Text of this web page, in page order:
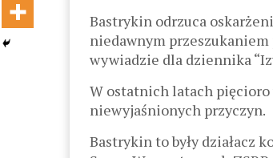
Bastrykin odrzuca
niedawnym
wywiadzie dla dziennika
W ostatnich latach pięcioro
niewyjaśnionych przyczyn.
Bastrykin to były działacz